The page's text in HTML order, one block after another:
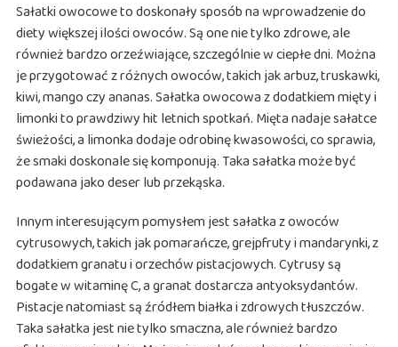
Sałatki owocowe to doskonały sposób na wprowadzenie do
diety większej ilości owoców. Są one nie tylko zdrowe, ale
również bardzo orzeźwiające, szczególnie w ciepłe dni. Można
je przygotować z różnych owoców, takich jak arbuz, truskawki,
kiwi, mango czy ananas. Sałatka owocowa z dodatkiem mięty i
limonki to prawdziwy hit letnich spotkań. Mięta nadaje sałatce
świeżości, a limonka dodaje odrobinę kwasowości, co sprawia,
że smaki doskonale się komponują. Taka sałatka może być
podawana jako deser lub przekąska.
Innym interesującym pomysłem jest sałatka z owoców
cytrusowych, takich jak pomarańcze, grejpfruty i mandarynki, z
dodatkiem granatu i orzechów pistacjowych. Cytrusy są
bogate w witaminę C, a granat dostarcza antyoksydantów.
Pistacje natomiast są źródłem białka i zdrowych tłuszczów.
Taka sałatka jest nie tylko smaczna, ale również bardzo